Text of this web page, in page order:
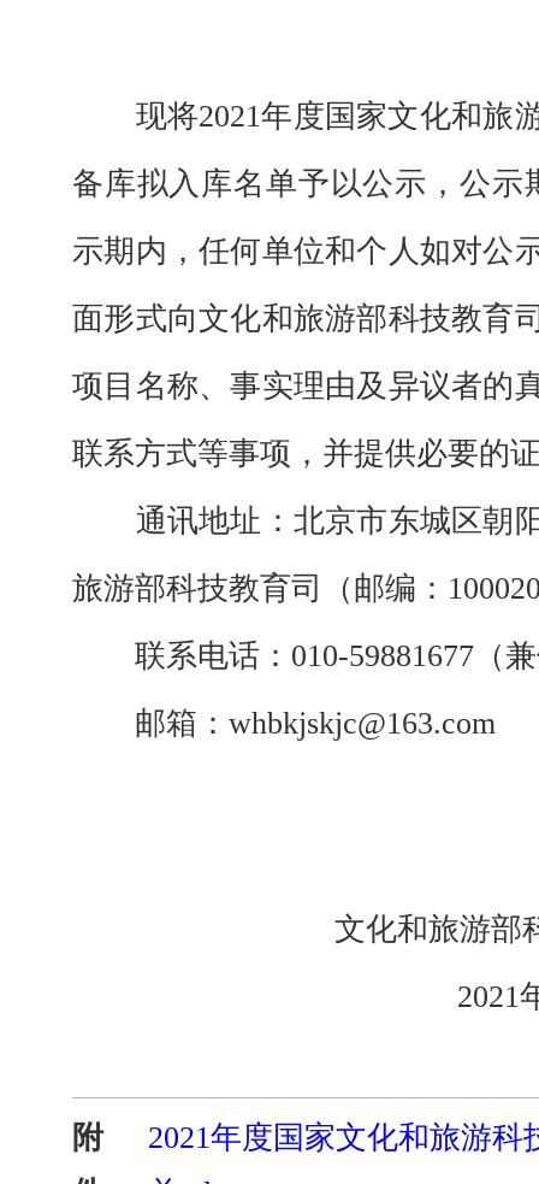
现将2021年度国家文化和旅
备库拟入库名单予以公示，公示
示期内，任何单位和个人如对公
面形式向文化和旅游部科技教育
项目名称、事实理由及异议者的
联系方式等事项，并提供必要的
通讯地址：北京市东城区朝
旅游部科技教育司（邮编：
联系电话： 010-59881677（
邮箱： whbkjskjc@163.com
文化和旅
2021
附
2021年度国家文化和旅游